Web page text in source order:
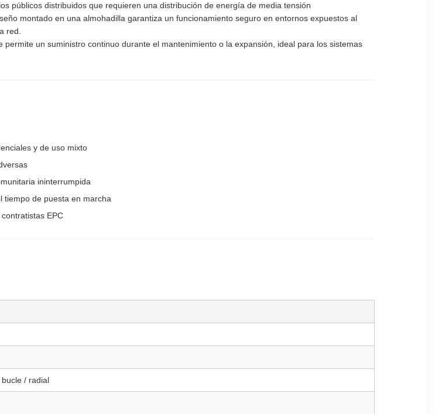
públicos distribuidos que requieren una distribución de energía de media tensión
montado en una almohadilla garantiza un funcionamiento seguro en entornos expuestos al
red.
un suministro continuo durante el mantenimiento o la expansión, ideal para los sistemas
y de uso mixto
ininterrumpida
tiempo de puesta en marcha
EPC
/ radial